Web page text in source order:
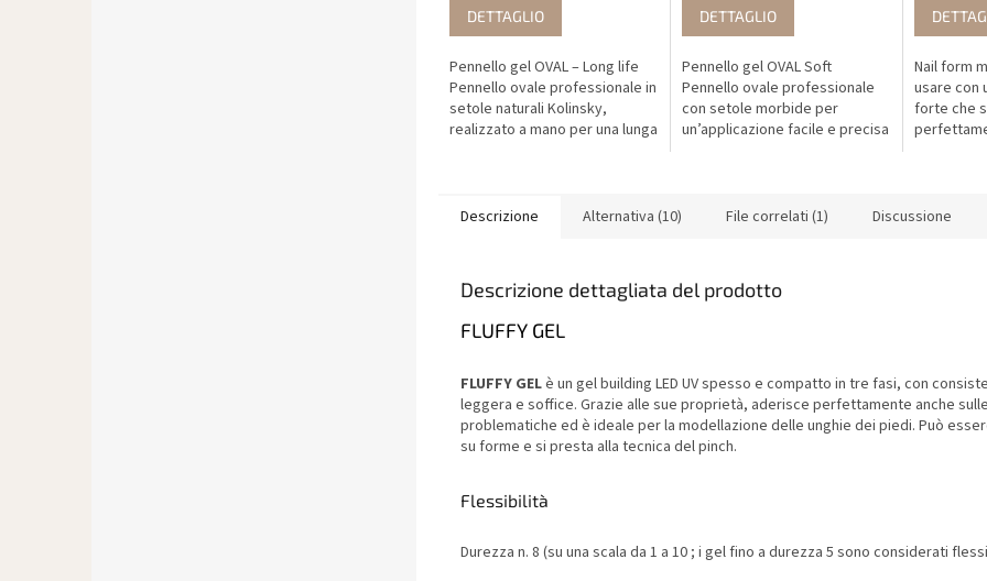
DETTAGLIO
Pennello gel OVAL – Long life
Pennello ovale professionale in
setole naturali Kolinsky,
realizzato a mano per una lunga
DETTAGLIO
Pennello gel OVAL Soft
Pennello ovale professionale
con setole morbide per
un’applicazione facile e precisa
Nail form
usare con
forte che
Descrizione Alternativa (10) File correlati (1) Discussione
Descrizione dettagliata del prodotto
FLUFFY GEL
FLUFFY GELè un gel building LED UV spesso e compatto in tre fasi, con
leggera e soffice. Grazie alle sue proprietà, aderisce perfettamente anche
problematiche ed è ideale per la modellazione delle unghie dei piedi. Può
su forme e si presta alla tecnica del pinch.
Flessibilità
Durezza n. 8 (su una scala da 1 a 10 ; i gel fino a durezza 5 sono considerati